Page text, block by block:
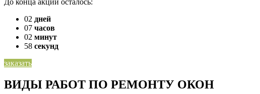
02 дней
07 часов
02 минут
58 секунд
заказать
ВИДЫ РАБОТ ПО РЕМОНТУ ОКОН